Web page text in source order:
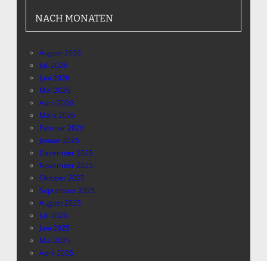
NACH MONATEN
August 2026
Juli 2026
Juni 2026
Mai 2026
April 2026
März 2026
Februar 2026
Januar 2026
Dezember 2025
November 2025
Oktober 2025
September 2025
August 2025
Juli 2025
Juni 2025
Mai 2025
April 2025